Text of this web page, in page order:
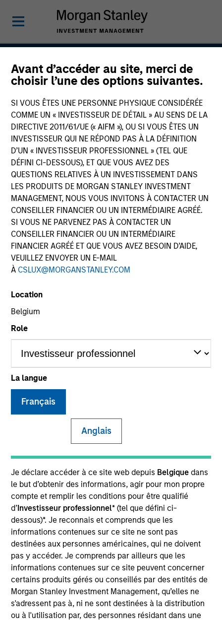
Avant d’accéder au site, merci de
choisir l’une des options suivantes.
SI VOUS ÊTES UNE PERSONNE PHYSIQUE CONSIDÉRÉE
COMME UN « INVESTISSEUR DE DÉTAIL » AU SENS DE LA
DIRECTIVE 2011/61/UE (« AIFM »), OU SI VOUS ÊTES UN
INVESTISSEUR QUI NE RÉPOND PAS À LA DÉFINITION
D’UN « INVESTISSEUR PROFESSIONNEL » (TEL QUE
DÉFINI CI-DESSOUS), ET QUE VOUS AVEZ DES
QUESTIONS RELATIVES À UN INVESTISSEMENT DANS
LES PRODUITS DE MORGAN STANLEY INVESTMENT
MANAGEMENT, NOUS VOUS INVITONS À CONTACTER UN
CONSEILLER FINANCIER OU UN INTERMÉDIAIRE AGRÉÉ.
SI VOUS NE PARVENEZ PAS À CONTACTER UN
CONSEILLER FINANCIER OU UN INTERMÉDIAIRE
FINANCIER AGRÉÉ ET QUE VOUS AVEZ BESOIN D’AIDE,
VEUILLEZ ENVOYER UN E-MAIL
À CSLUX@MORGANSTANLEY.COM
Location
Belgium
Role
La langue
Français
Anglais
Je déclare accéder à ce site web depuis Belgique dans
le but d’obtenir des informations, agir pour mon propre
compte et remplir les conditions pour être qualifié
d’Investisseur professionnel* (tel que défini ci-
dessous)*. Je reconnais et comprends que les
informations contenues sur ce site ne sont pas
destinées aux personnes américaines, qui ne doivent
pas y accéder. Je comprends par ailleurs que les
informations contenues sur ce site peuvent concerner
certains produits gérés ou conseillés par des entités de
Morgan Stanley Investment Management, qu’elles ne
s'adressent pas à, ni ne sont destinées à la distribution
ou à l'utilisation par, des personnes résidant dans une
Global Franchise
Strategy
Strategy Inception
March 1996
Asset Class
Global Equity
Quick Facts
Benchmark
MSCI World Net Index
Related Product
Pooled Vehicle
Insights
Overview
intangible assets, notably brands and networks, these
companies have high and stable returns on operating
capital which the team believes can be sustained for the
long term. The strategy seeks to generate attractive long-
term performance with reduced downside participation in
challenging markets.